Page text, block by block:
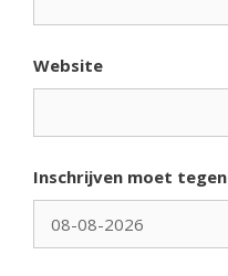
Website
Inschrijven moet tegen